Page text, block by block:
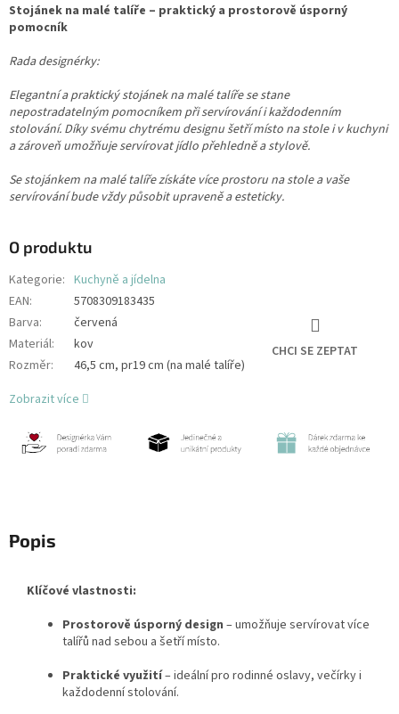
Stojánek na malé talíře – praktický a prostorově úsporný
pomocník
Rada designérky:
Elegantní a praktický stojánek na malé talíře se stane
nepostradatelným pomocníkem při servírování i každodenním
stolování. Díky svému chytrému designu šetří místo na stole i v kuchyni
a zároveň umožňuje servírovat jídlo přehledně a stylově.
Se stojánkem na malé talíře získáte více prostoru na stole a vaše
servírování bude vždy působit upraveně a esteticky.
O produktu
Kategorie: Kuchyně a jídelna
EAN:
5708309183435
Barva:
červená
Materiál:
kov
Rozměr: 46,5 cm, pr19 cm (na malé talíře)
CHCI SE ZEPTAT
Zobrazit více
Popis
Klíčové vlastnosti:
Prostorově úsporný design – umožňuje servírovat více
talířů nad sebou a šetří místo.
Praktické využití– ideální pro rodinné oslavy, večírky i
každodenní stolování.